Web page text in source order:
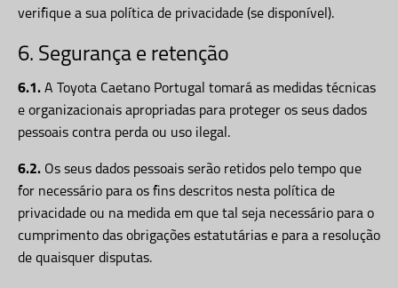
verifique a sua política de privacidade (se disponível).
6. Segurança e retenção
6.1. A Toyota Caetano Portugal tomará as medidas técnicas
e organizacionais apropriadas para proteger os seus dados
pessoais contra perda ou uso ilegal.
6.2. Os seus dados pessoais serão retidos pelo tempo que
for necessário para os fins descritos nesta política de
privacidade ou na medida em que tal seja necessário para o
cumprimento das obrigações estatutárias e para a resolução
de quaisquer disputas.